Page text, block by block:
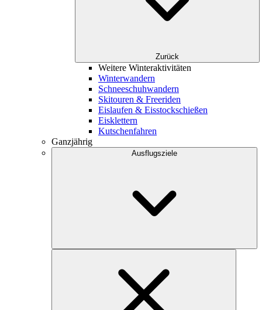
Zurück
Weitere Winteraktivitäten
Winterwandern
Schneeschuhwandern
Skitouren & Freeriden
Eislaufen & Eisstockschießen
Eisklettern
Kutschenfahren
Ganzjährig
Ausflugsziele